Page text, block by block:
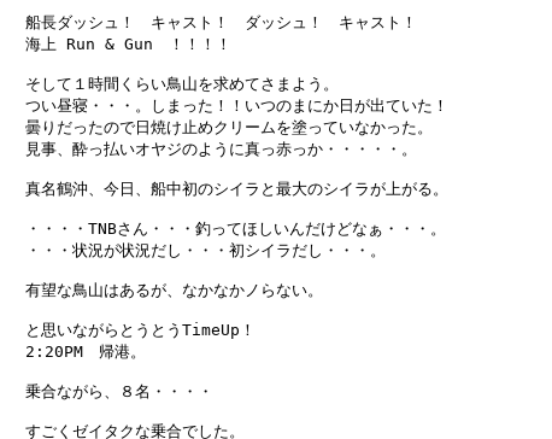
船長ダッシュ！　キャスト！　ダッシュ！　キャスト！
海上 Run & Gun　！！！！
そして１時間くらい鳥山を求めてさまよう。
つい昼寝・・・。しまった！！いつのまにか日が出ていた！
曇りだったので日焼け止めクリームを塗っていなかった。
見事、酔っ払いオヤジのように真っ赤っか・・・・・。
真名鶴沖、今日、船中初のシイラと最大のシイラが上がる。
・・・・TNBさん・・・釣ってほしいんだけどなぁ・・・。
・・・状況が状況だし・・・初シイラだし・・・。
有望な鳥山はあるが、なかなかノらない。
と思いながらとうとうTimeUp！
2:20PM　帰港。
乗合ながら、８名・・・・
すごくゼイタクな乗合でした。